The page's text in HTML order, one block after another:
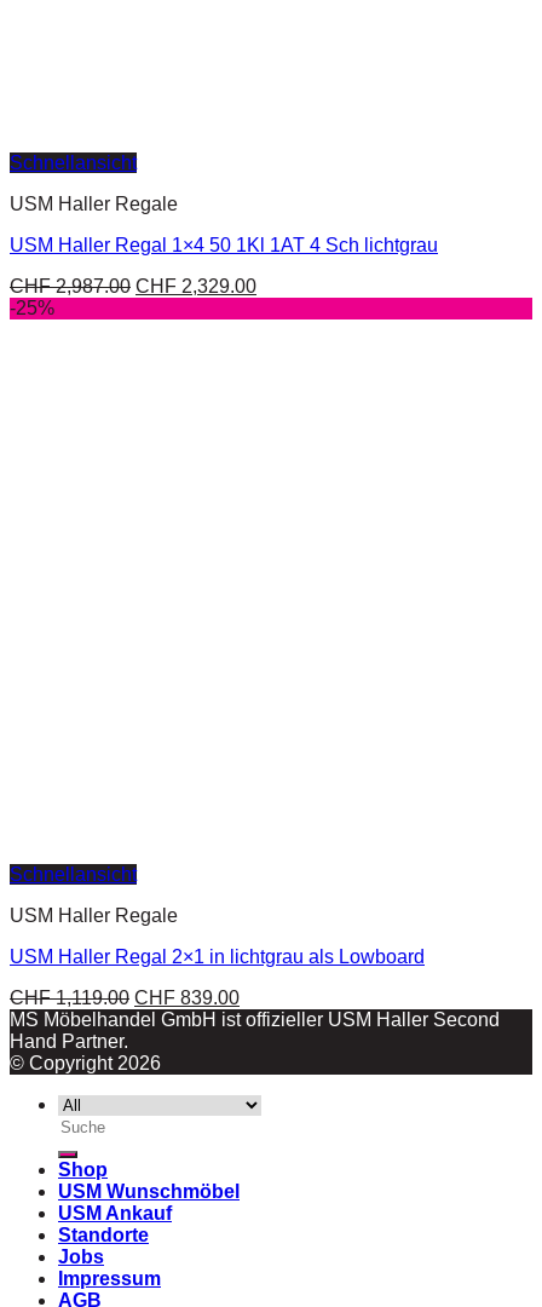
Schnellansicht
USM Haller Regale
USM Haller Regal 1×4 50 1Kl 1AT 4 Sch lichtgrau
CHF2,987.00 CHF 2,329.00
-25%
Schnellansicht
USM Haller Regale
USM Haller Regal 2×1 in lichtgrau als Lowboard
CHF1,119.00 CHF 839.00
MS Möbelhandel GmbH ist offizieller USM Haller Second
Hand Partner.
© Copyright 2026
Suche
nach:
Shop
USM Wunschmöbel
USM Ankauf
Standorte
Jobs
Impressum
AGB